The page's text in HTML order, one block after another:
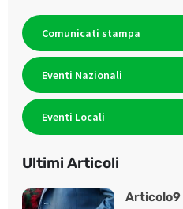
Comunicati stampa
Eventi Nazionali
Eventi Locali
Ultimi Articoli
Articolo9